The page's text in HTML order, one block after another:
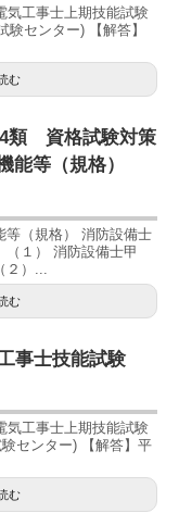
気工事士上期技能試験
センター) 【解答】
む
類 資格試験対策
等（規格）
（規格） 消防設備士
１） 消防設備士甲
）...
む
事士技能試験
気工事士上期技能試験
センター) 【解答】平
む